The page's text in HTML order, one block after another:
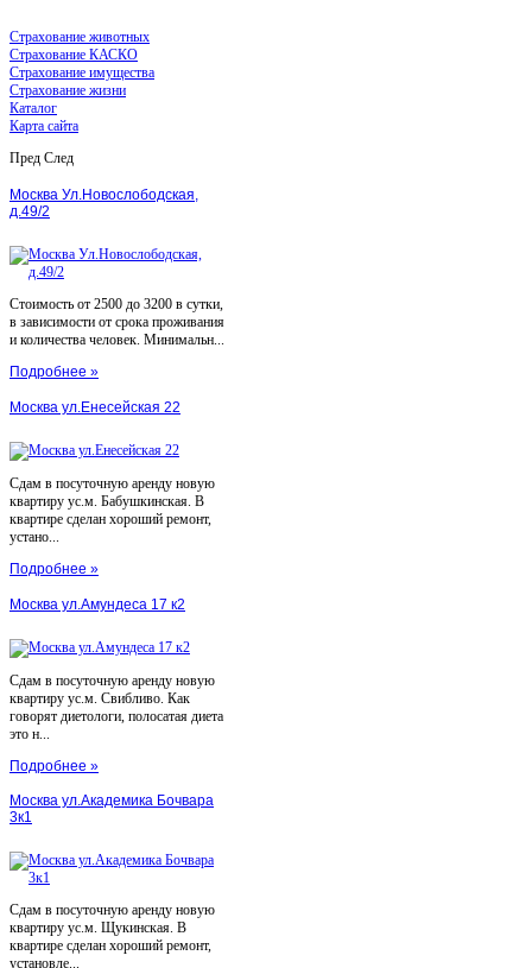
Страхование животных
Страхование КАСКО
Страхование имущества
Страхование жизни
Каталог
Карта сайта
Пред След
Москва Ул.Новослободская,
д.49/2
Стоимость от 2500 до 3200 в сутки,
в зависимости от срока проживания
и количества человек. Минимальн...
Подробнее »
Москва ул.Енесейская 22
Сдам в посуточную аренду новую
квартиру ус.м. Бабушкинская. В
квартире сделан хороший ремонт,
устано...
Подробнее »
Москва ул.Амундеса 17 к2
Сдам в посуточную аренду новую
квартиру ус.м. Свибливо. Как
говорят диетологи, полосатая диета
это н...
Подробнее »
Москва ул.Академика Бочвара
3к1
Сдам в посуточную аренду новую
квартиру ус.м. Щукинская. В
квартире сделан хороший ремонт,
установле...